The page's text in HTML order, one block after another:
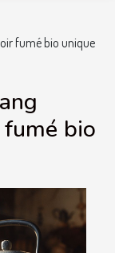
fumé bio unique
bio